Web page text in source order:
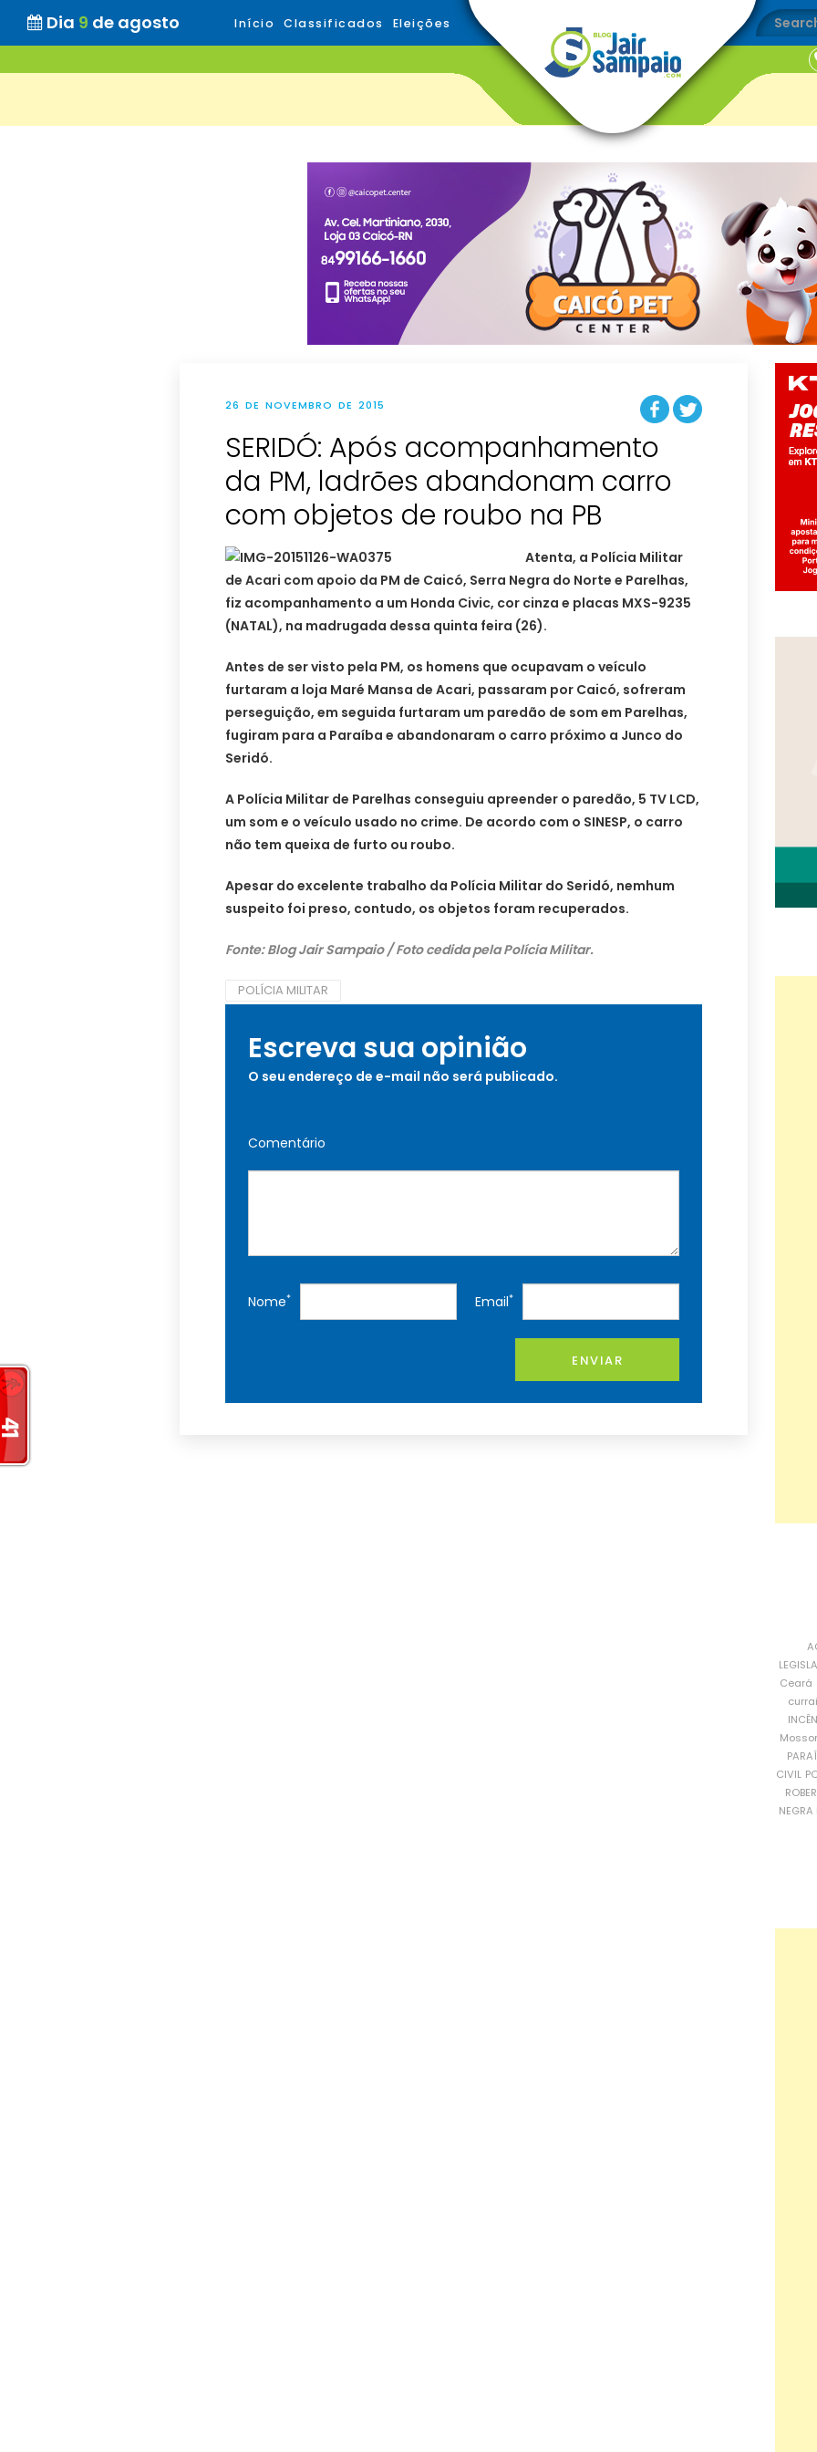
Dia 9 de agosto Início Classificados Eleições
26 DE NOVEMBRO DE 2015
SERIDÓ: Após acompanhamento
da PM, ladrões abandonam carro
com objetos de roubo na PB
Atenta, a Polícia Militar
de Acari com apoio da PM de Caicó, Serra Negra do Norte e Parelhas,
fiz acompanhamento a um Honda Civic, cor cinza e placas MXS-9235
(NATAL), na madrugada dessa quinta feira (26).
Antes de ser visto pela PM, os homens que ocupavam o veículo
furtaram a loja Maré Mansa de Acari, passaram por Caicó, sofreram
perseguição, em seguida furtaram um paredão de som em Parelhas,
fugiram para a Paraíba e abandonaram o carro próximo a Junco do
Seridó.
A Polícia Militar de Parelhas conseguiu apreender o paredão, 5 TV LCD,
um som e o veículo usado no crime. De acordo com o SINESP, o carro
não tem queixa de furto ou roubo.
Apesar do excelente trabalho da Polícia Militar do Seridó, nemhum
suspeito foi preso, contudo, os objetos foram recuperados.
Fonte: Blog Jair Sampaio / Foto cedida pela Polícia Militar.
POLÍCIA MILITAR
Escreva sua opinião
O seu endereço de e-mail não será publicado.
Comentário
Nome* Email*
ENVIAR
Ceará
CIVIL
NEGRA